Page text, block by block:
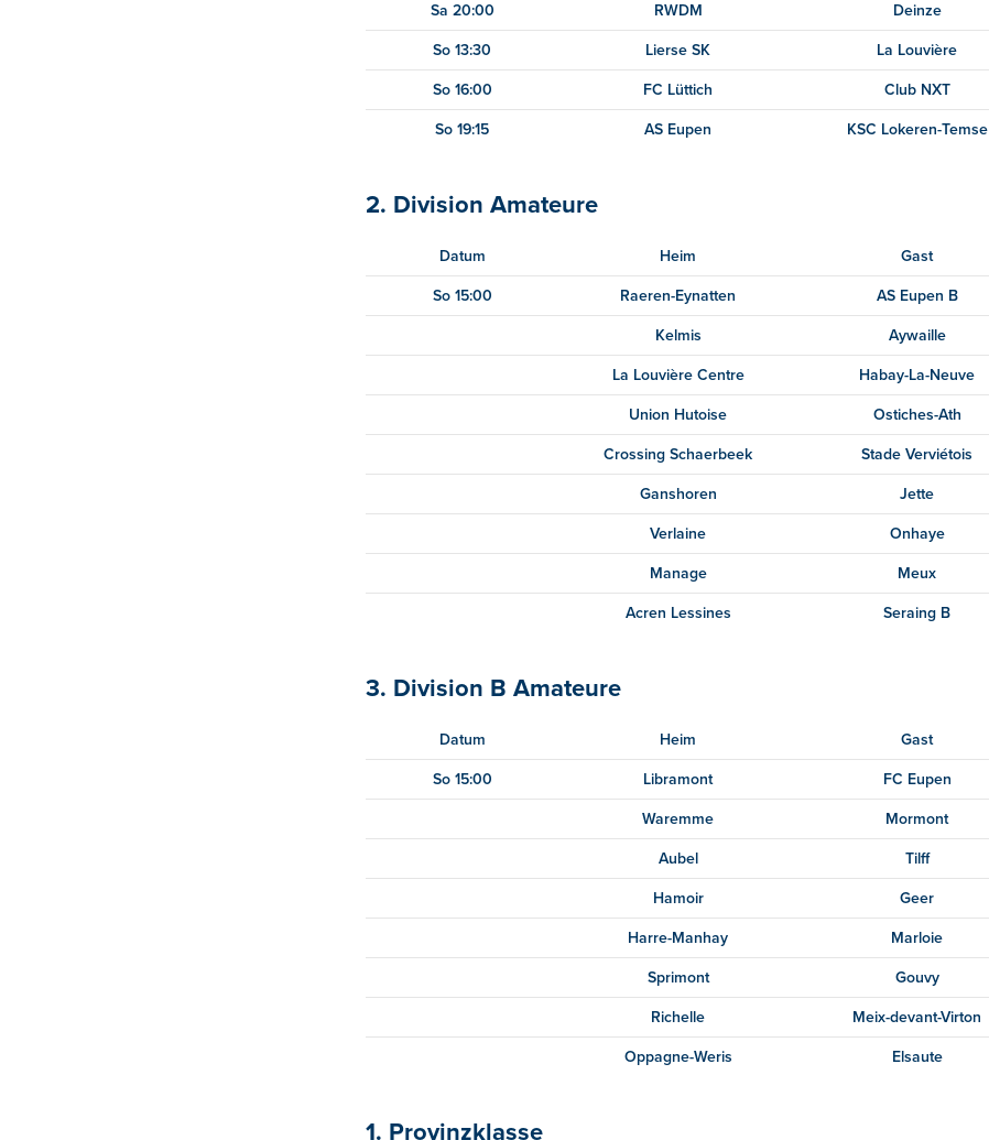
Sa 20:00 RWDM Deinze
So 13:30 Lierse SK La Louvière
So 16:00 FC Lüttich Club NXT
So 19:15 AS Eupen KSC Lokeren-Temse
2. Division Amateure
Datum Heim Gast
So 15:00 Raeren-Eynatten AS Eupen B
Kelmis Aywaille
La Louvière Centre Habay-La-Neuve
Union Hutoise Ostiches-Ath
Crossing Schaerbeek Stade Verviétois
Ganshoren Jette
Verlaine Onhaye
Manage Meux
Acren Lessines Seraing B
3. Division B Amateure
Datum Heim Gast
So 15:00 Libramont FC Eupen
Waremme Mormont
Aubel Tilff
Hamoir Geer
Harre-Manhay Marloie
Sprimont Gouvy
Richelle Meix-devant-Virton
Oppagne-Weris Elsaute
1. Provinzklasse